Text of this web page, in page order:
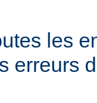
les
erreurs